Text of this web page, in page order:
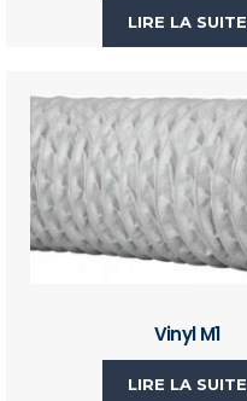
LIRE LA SUITE
Vinyl M1
LIRE LA SUITE